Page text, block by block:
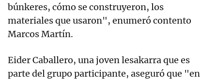
búnkeres, cómo se construyeron, los
materiales que usaron", enumeró contento
Marcos Martín.
Eider Caballero, una joven lesakarra que es
parte del grupo participante, aseguró que "en